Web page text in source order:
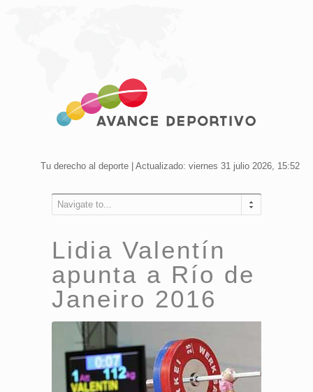
Tu derecho al deporte | Actualizado: viernes 31 julio 2026, 15:52
Navigate to...
Lidia Valentín
apunta a Río de
Janeiro 2016